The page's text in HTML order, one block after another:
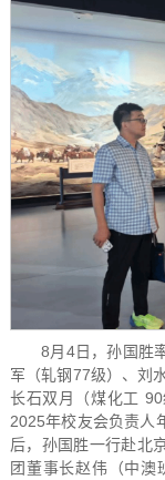
8月4日，孙国胜
军（轧钢77级）、刘
长石双月（煤化工
2025年校友会负责人
后，孙国胜一行赴北
团董事长赵伟（中澳